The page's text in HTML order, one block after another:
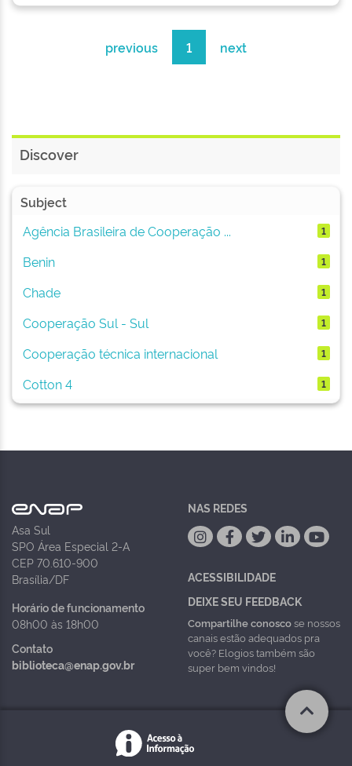
previous 1 next
Discover
Subject
Agência Brasileira de Cooperação ...
1
Benin 1
Chade 1
Cooperação Sul - Sul 1
Cooperação técnica internacional 1
Cotton 4 1
Asa Sul
SPO Área Especial 2-A
CEP 70.610-900
Brasília/DF
Horário de funcionamento
08h00 às 18h00
Contato
biblioteca@enap.gov.br
NAS REDES
ACESSIBILIDADE
DEIXE SEU FEEDBACK
Compartilhe conoscose nossos
canais estão adequados pra
você? Elogios também são
super bem vindos!